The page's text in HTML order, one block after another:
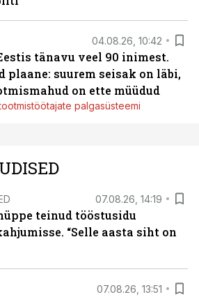
04.08.26, 10:42
tänavu veel 90 inimest.
plaane: suurem seisak on läbi,
on ette müüdud
palgasüsteemi
07.08.26, 14:19
teinud tööstusidu
“Selle aasta siht on
07.08.26, 13:51